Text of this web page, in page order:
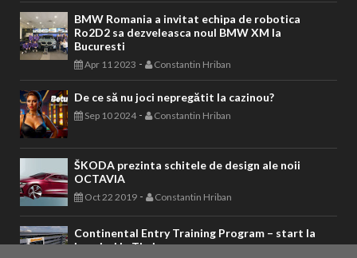
BMW Romania a invitat echipa de robotica
Ro2D2 sa dezveleasca noul BMW XM la
Bucuresti
Apr 11 2023 - Constantin Hriban
De ce să nu joci nepregătit la cazinou?
Sep 10 2024- Constantin Hriban
ŠKODA prezinta schitele de design ale noii
OCTAVIA
Oct 22 2019 - Constantin Hriban
Continental Entry Training Program – start la
inscrieri la Timisoara